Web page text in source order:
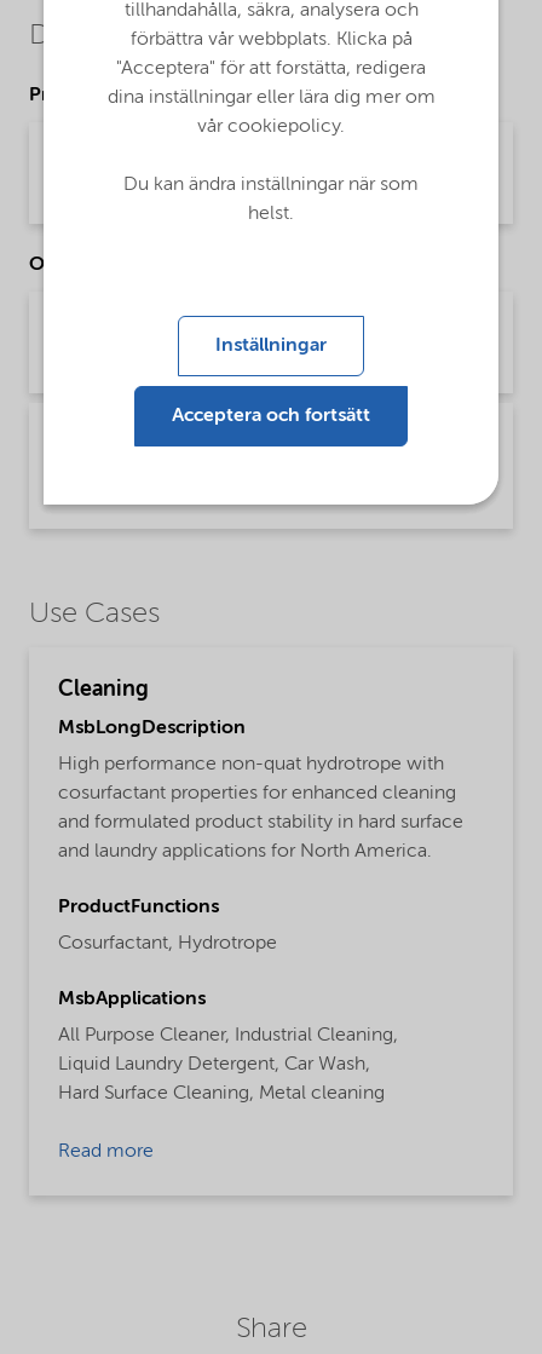
Downloads
Product Data Sheets
Product Data Sheet | application/pdf (31,2 KB) | English
Other Documents
Brochure Vehicle care - Cleaning (English)
Use Cases
Cleaning
MsbLongDescription
High performance non-quat hydrotrope with
cosurfactant properties for enhanced cleaning
and formulated product stability in hard surface
and laundry applications for North America.
ProductFunctions
Cosurfactant, Hydrotrope
MsbApplications
All Purpose Cleaner,
Industrial Cleaning,
Liquid Laundry Detergent, Car Wash,
Hard Surface Cleaning, Metal cleaning
Read more
Share
tillhandahålla, säkra, analysera och
förbättra vår webbplats. Klicka på
"Acceptera" för att forstätta, redigera
dina inställningar eller lära dig mer om
vår cookiepolicy.
Du kan ändra inställningar när som
helst.
Inställningar
Acceptera och fortsätt